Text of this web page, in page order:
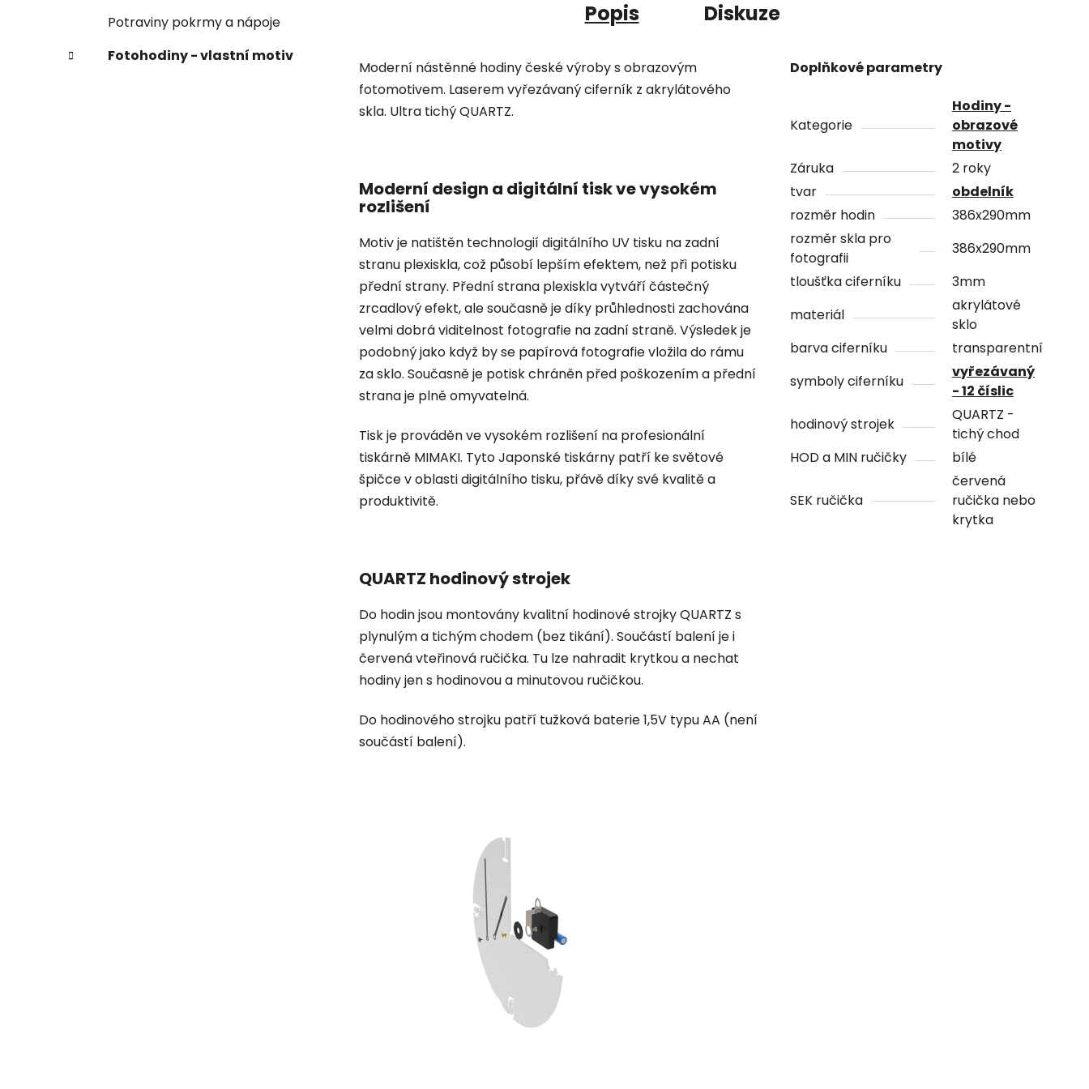
Potraviny pokrmy a nápoje
Fotohodiny - vlastní motiv
Popis Diskuze
Moderní nástěnné hodiny české výroby s obrazovým
fotomotivem. Laserem vyřezávaný ciferník z akrylátového
skla. Ultra tichý QUARTZ.
Moderní design a digitální tisk ve vysokém
rozlišení
Motiv je natištěn technologií digitálního UV tisku na zadní
stranu plexiskla, což působí lepším efektem, než při potisku
přední strany. Přední strana plexiskla vytváří částečný
zrcadlový efekt, ale současně je díky průhlednosti zachována
velmi dobrá viditelnost fotografie na zadní straně. Výsledek je
podobný jako když by se papírová fotografie vložila do rámu
za sklo. Současně je potisk chráněn před poškozením a přední
strana je plně omyvatelná.
Tisk je prováděn ve vysokém rozlišení na profesionální
tiskárně MIMAKI. Tyto Japonské tiskárny patří ke světové
špičce v oblasti digitálního tisku, přávě díky své kvalitě a
produktivitě.
QUARTZ hodinový strojek
Do hodin jsou montovány kvalitní hodinové strojky QUARTZ s
plynulým a tichým chodem (bez tikání). Součástí balení je i
červená vteřinová ručička. Tu lze nahradit krytkou a nechat
hodiny jen s hodinovou a minutovou ručičkou.
Do hodinového strojku patří tužková baterie 1,5V typu AA (není
součástí balení).
Doplňkové parametry
Kategorie
Hodiny -
obrazové
motivy
Záruka
2 roky
tvar
obdelník
rozměr hodin
386x290mm
rozměr skla pro
fotografii
386x290mm
tloušťka ciferníku
3mm
materiál
akrylátové
sklo
barva ciferníku
transparentní
symboly ciferníku
vyřezávaný
- 12 číslic
hodinový strojek
QUARTZ -
tichý chod
HOD a MIN ručičky
bílé
SEK ručička
červená
ručička nebo
krytka